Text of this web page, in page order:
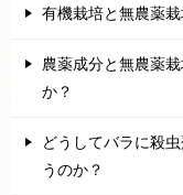
有機栽培と無農薬栽
農薬成分と無農薬
か？
どうしてバラに殺
うのか？